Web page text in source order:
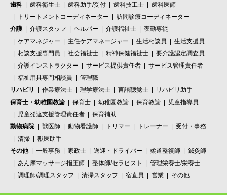
歯科
歯科衛生士 歯科助手/受付 歯科技工士
歯科医師
トリートメントコーディネーター
訪問診療コーディネーター
介護
介護スタッフ ヘルパー 介護福祉士
夜勤専従
ケアマネジャー
主任ケアマネージャー 生活相談員
生活支援員
相談支援専門員
社会福祉士 精神保健福祉士
要介護認定調査員
介護インストラクター
サービス提供責任者
サービス管理責任者
福祉用具専門相談員
管理職
リハビリ
作業療法士 理学療法士 言語聴覚士
リハビリ助手
保育士・幼稚園教諭
保育士 幼稚園教諭 保育教諭
児童指導員
児童発達支援管理責任者
保育補助
動物病院
獣医師 動物看護師 トリマー トレーナー
受付・事務
清掃
獣医助手
その他
一般事務 家政士 送迎・ドライバー 柔道整復師
鍼灸師
あん摩マッサージ指圧師
整体師/セラピスト
管理栄養士/栄養士
調理師/調理スタッフ
清掃スタッフ 宿直員 営業 その他